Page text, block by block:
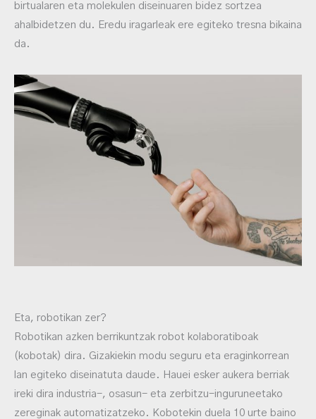
birtualaren eta molekulen diseinuaren bidez sortzea
ahalbidetzen du. Eredu iragarleak ere egiteko tresna bikaina
da.
Eta, robotikan zer?
Robotikan azken berrikuntzak robot kolaboratiboak
(kobotak) dira. Gizakiekin modu seguru eta eraginkorrean
lan egiteko diseinatuta daude. Hauei esker aukera berriak
ireki dira industria-, osasun- eta zerbitzu-inguruneetako
zereginak automatizatzeko. Kobotekin duela 10 urte baino